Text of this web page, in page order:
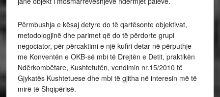
Përmbushja e kësaj detyre do të qartësonte objektivat,
metodologjinë dhe parimet që do të përdorte grupi
negociator, për përcaktimi e një kufiri detar në përputhje
me Konventën e OKB-së mbi të Drejtën e Detit, praktikën
Ndërkombëtare, Kushtetutën, vendimin nr.15/2010 të
Gjykatës Kushtetuese dhe mbi të gjitha në interesin më të
mirë të Shqipërisë.